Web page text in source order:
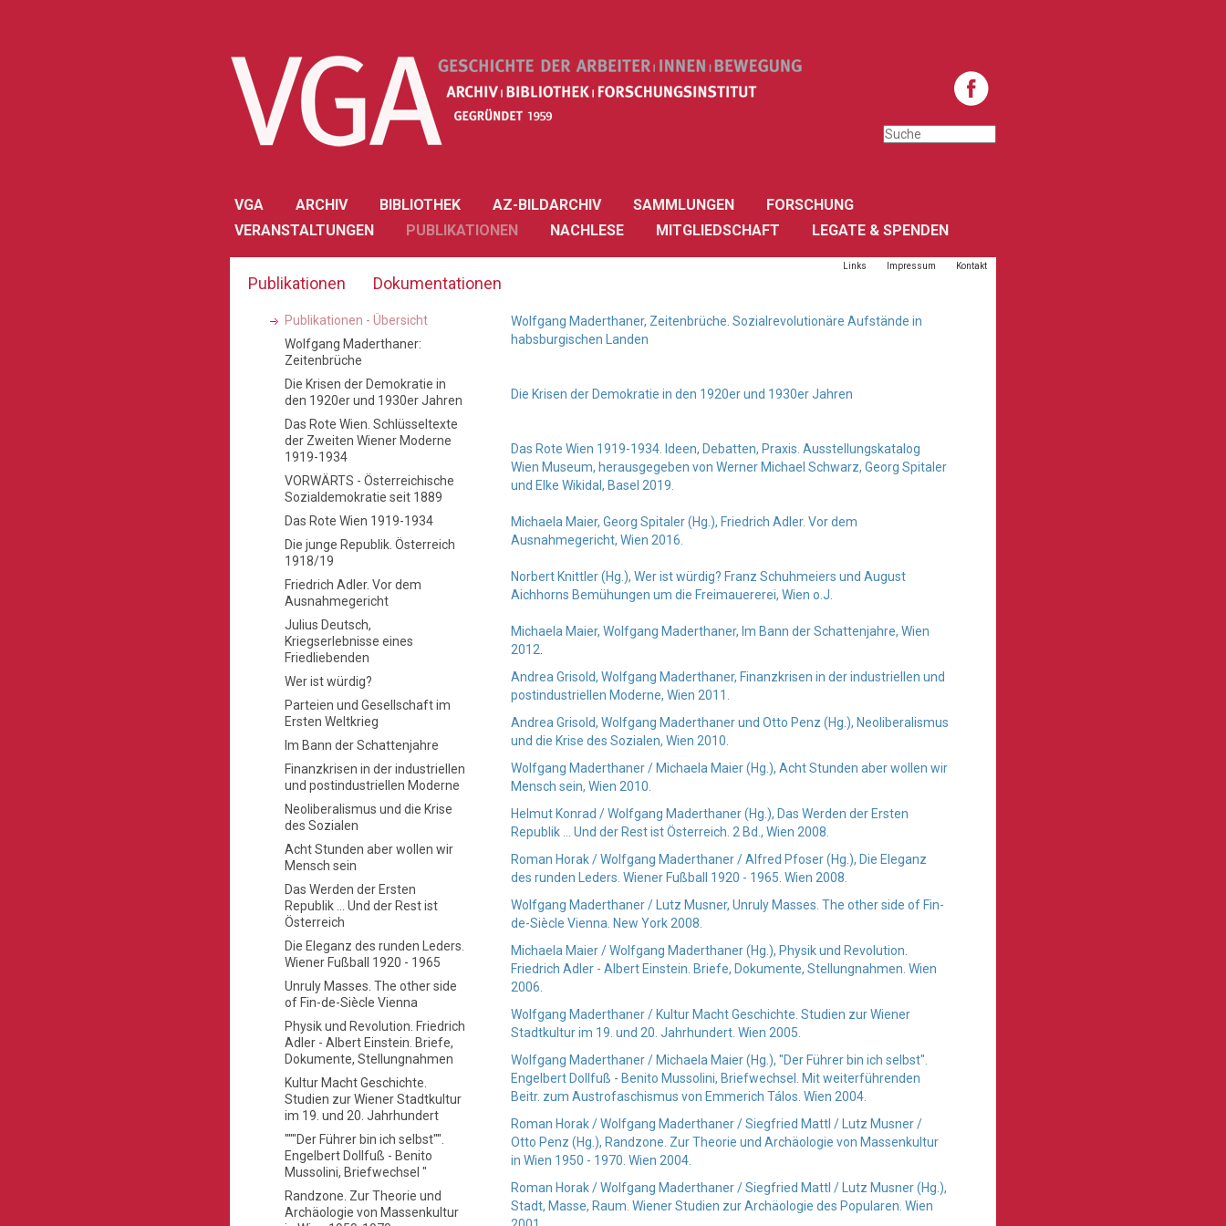
VGA ARCHIV BIBLIOTHEK AZ-BILDARCHIV SAMMLUNGEN
FORSCHUNG
VERANSTALTUNGEN
PUBLIKATIONEN NACHLESE MITGLIEDSCHAFT LEGATE & SPENDEN
Publikationen Dokumentationen
Publikationen - Übersicht
Wolfgang Maderthaner:
Zeitenbrüche
Die Krisen der Demokratie in
den 1920er und 1930er Jahren
Das Rote Wien. Schlüsseltexte
der Zweiten Wiener Moderne
1919-1934
VORWÄRTS - Österreichische
Sozialdemokratie seit 1889
Das Rote Wien 1919-1934
Die junge Republik. Österreich
1918/19
Friedrich Adler. Vor dem
Ausnahmegericht
Julius Deutsch,
Kriegserlebnisse eines
Friedliebenden
Wer ist würdig?
Parteien und Gesellschaft im
Ersten Weltkrieg
Im Bann der Schattenjahre
Finanzkrisen in der industriellen
und postindustriellen Moderne
Neoliberalismus und die Krise
des Sozialen
Acht Stunden aber wollen wir
Mensch sein
Das Werden der Ersten
Republik ... Und der Rest ist
Österreich
Die Eleganz des runden Leders.
Wiener Fußball 1920 - 1965
Unruly Masses. The other side
of Fin-de-Siècle Vienna
Physik und Revolution. Friedrich
Adler - Albert Einstein. Briefe,
Dokumente, Stellungnahmen
Kultur Macht Geschichte.
Studien zur Wiener Stadtkultur
im 19. und 20. Jahrhundert
"""Der Führer bin ich selbst"".
Engelbert Dollfuß - Benito
Mussolini, Briefwechsel "
Randzone. Zur Theorie und
Archäologie von Massenkultur
Links Impressum Kontakt
Wolfgang Maderthaner, Zeitenbrüche. Sozialrevolutionäre Aufstände in
habsburgischen Landen
Die Krisen der Demokratie in den 1920er und 1930er Jahren
Das Rote Wien 1919-1934. Ideen, Debatten, Praxis. Ausstellungskatalog
Wien Museum, herausgegeben von Werner Michael Schwarz, Georg Spitaler
und Elke Wikidal, Basel 2019.
Michaela Maier, Georg Spitaler (Hg.), Friedrich Adler. Vor dem
Ausnahmegericht, Wien 2016.
Norbert Knittler (Hg.), Wer ist würdig? Franz Schuhmeiers und August
Aichhorns Bemühungen um die Freimauererei, Wien o.J.
Michaela Maier, Wolfgang Maderthaner, Im Bann der Schattenjahre, Wien
2012
Andrea Grisold, Wolfgang Maderthaner, Finanzkrisen in der industriellen und
postindustriellen Moderne, Wien 2011.
Andrea Grisold, Wolfgang Maderthaner und Otto Penz (Hg.), Neoliberalismus
und die Krise des Sozialen, Wien 2010.
Wolfgang Maderthaner / Michaela Maier (Hg.), Acht Stunden aber wollen wir
Mensch sein, Wien 2010.
Helmut Konrad / Wolfgang Maderthaner (Hg.), Das Werden der Ersten
Republik ... Und der Rest ist Österreich. 2 Bd., Wien 2008.
Roman Horak / Wolfgang Maderthaner / Alfred Pfoser (Hg.), Die Eleganz
des runden Leders. Wiener Fußball 1920 - 1965. Wien 2008.
Wolfgang Maderthaner / Lutz Musner, Unruly Masses. The other side of Fin-
de-Siècle Vienna. New York 2008.
Michaela Maier / Wolfgang Maderthaner (Hg.), Physik und Revolution.
Friedrich Adler - Albert Einstein. Briefe, Dokumente, Stellungnahmen. Wien
2006.
Wolfgang Maderthaner / Kultur Macht Geschichte. Studien zur Wiener
Stadtkultur im 19. und 20. Jahrhundert. Wien 2005.
Wolfgang Maderthaner / Michaela Maier (Hg.), "Der Führer bin ich selbst".
Engelbert Dollfuß - Benito Mussolini, Briefwechsel. Mit weiterführenden
Beitr. zum Austrofaschismus von Emmerich Tálos. Wien 2004.
Roman Horak / Wolfgang Maderthaner / Siegfried Mattl / Lutz Musner /
Otto Penz (Hg.), Randzone. Zur Theorie und Archäologie von Massenkultur
in Wien 1950 - 1970. Wien 2004.
Roman Horak / Wolfgang Maderthaner / Siegfried Mattl / Lutz Musner (Hg.),
Stadt, Masse, Raum. Wiener Studien zur Archäologie des Popularen. Wien